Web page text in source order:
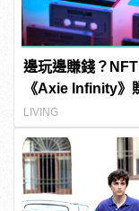
邊玩邊賺錢？
《Axie Infinity》
LIVING